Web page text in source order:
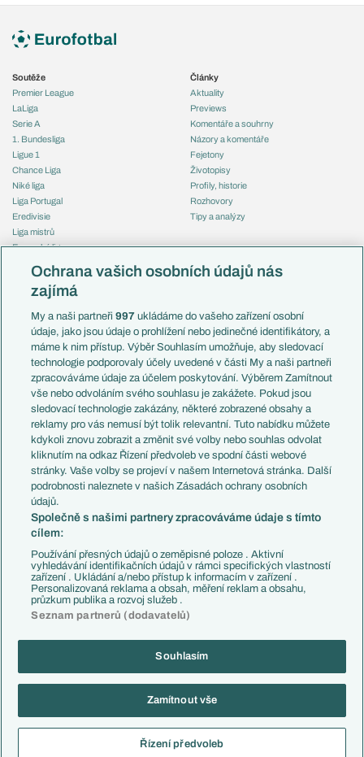
Soutěže
Premier League
LaLiga
Serie A
1. Bundesliga
Ligue 1
Chance Liga
Niké liga
Liga Portugal
Eredivisie
Liga mistrů
Evropská liga
Mistrovství světa
Liga národů
Témata
Představení týmů MS
EuroSkauting
PL v kostce
Evropské koeficienty
Přestupy
Přestupové spekulace
Zranění
Kluby
Arsenal FC
Chelsea FC
Manchester United
AC Milán
Juventus FC
Bayern Mnichov
FC Barcelona
Real Madrid
Články
Aktuality
Previews
Komentáře a souhrny
Názory a komentáře
Fejetony
Životopisy
Profily, historie
Rozhovory
Tipy a analýzy
Česko
Francie
Itálie
Německo
Španělsko
Argentina
Brazílie
Přestupy
Zápasy
Livescore
Tipovací soutěž
Copyright © 2001-2026 EuroFotbal.cz. Využíváme zpravodajství ČTK.
Informace o zpracování osobních údajů
Ochrana vašich osobních údajů nás
zajímá
My a naši partneři997 ukládáme do vašeho zařízení osobní
údaje, jako jsou údaje o prohlížení nebo jedinečné identifikátory, a
máme k nim přístup. Výběr Souhlasím umožňuje, aby sledovací
technologie podporovaly účely uvedené v části My a naši partneři
zpracováváme údaje za účelem poskytování. Výběrem Zamítnout
vše nebo odvoláním svého souhlasu je zakážete. Pokud jsou
sledovací technologie zakázány, některé zobrazené obsahy a
reklamy pro vás nemusí být tolik relevantní. Tuto nabídku můžete
kdykoli znovu zobrazit a změnit své volby nebo souhlas odvolat
kliknutím na odkaz Řízení předvoleb ve spodní části webové
stránky. Vaše volby se projeví v našem Internetová stránka. Další
podrobnosti naleznete v našich Zásadách ochrany osobních
údajů.
Společně s našimi partnery zpracováváme údaje s tímto
cílem:
Používání přesných údajů o zeměpisné poloze . Aktivní
vyhledávání identifikačních údajů v rámci specifických vlastností
zařízení . Ukládání a/nebo přístup k informacím v zařízení .
Personalizovaná reklama a obsah, měření reklam a obsahu,
průzkum publika a rozvoj služeb .
Seznam partnerů (dodavatelů)
Souhlasím
Zamítnout vše
Řízení předvoleb